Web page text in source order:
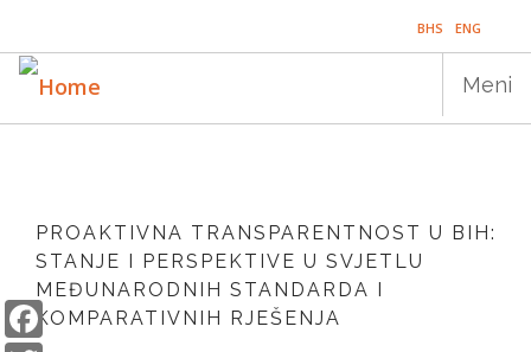
main
content
BHS ENG
Meni
navigation
PUBLIKACIJE
PROGRAMI
PROJEKTI
PROAKTIVNA TRANSPARENTNOST U BIH:
STANJE I PERSPEKTIVE U SVJETLU
MEĐUNARODNIH STANDARDA I
KOMPARATIVNIH RJEŠENJA
Facebook